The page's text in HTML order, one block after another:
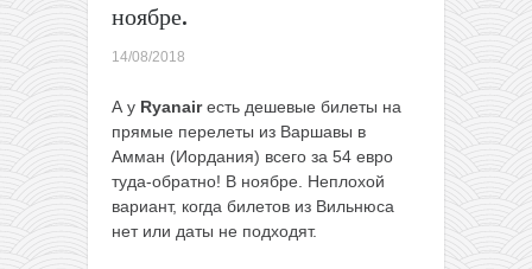
2019)
ноябре.
14/08/2018
А у Ryanairесть дешевые билеты на
прямые перелеты из Варшавы в
Амман (Иордания) всего за 54 евро
туда-обратно! В ноябре. Неплохой
вариант, когда билетов из Вильнюса
нет или даты не подходят.